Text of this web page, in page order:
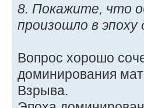
8. Покажите, что
произошло в
Вопрос хорошо
доминирования
Взрыва.